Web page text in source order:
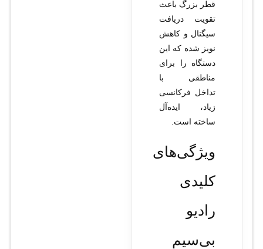
قطر بزرگ باعث
تقویت دریافت
سیگنال و کاهش
نویز شده که این
دستگاه را برای
مناطقی با
تداخل فرکانسی
زیاد، ایده‌آل
ساخته است.
ویژگی‌های
کلیدی
رادیو
بی‌سیم